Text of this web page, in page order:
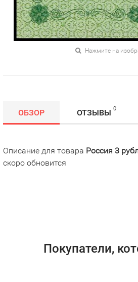
Нажмите на
ОБЗОР ОТЗЫВЫ 0
Описание для товара Россия 3
скоро обновится
Покупатели,